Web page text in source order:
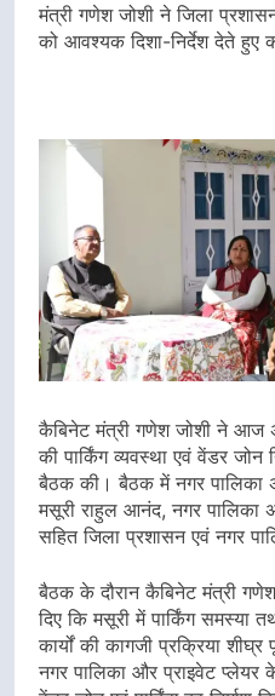
मंत्री गणेश जोशी ने जिला
को आवश्यक दिशा-निर्देश देते हुए
कैबिनेट मंत्री गणेश जोशी ने आज
की पार्किंग व्यवस्था एवं वेंडर जोन
बैठक की। बैठक में नगर पालिका
मसूरी राहुल आनंद, नगर पालिका
सहित जिला प्रशासन एवं नगर
बैठक के दौरान कैबिनेट मंत्री गणेश
दिए कि मसूरी में पार्किंग समस्या
कार्यों की कागजी प्रक्रिया
नगर पालिका और प्राइवेट